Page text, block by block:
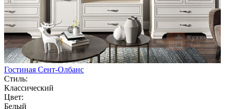
Гостиная Сент-Олбанс
Стиль:
Классический
Цвет:
Белый